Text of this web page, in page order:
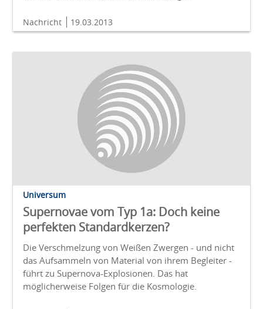
Nachricht 19.03.2013
Universum
Supernovae vom Typ 1a: Doch keine
perfekten Standardkerzen?
Die Verschmelzung von Weißen Zwergen - und nicht
das Aufsammeln von Material von ihrem Begleiter -
führt zu Supernova-Explosionen. Das hat
möglicherweise Folgen für die Kosmologie.